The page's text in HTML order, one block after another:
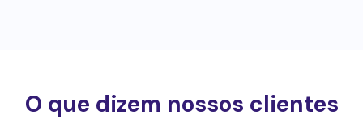
O que dizem nossos clientes